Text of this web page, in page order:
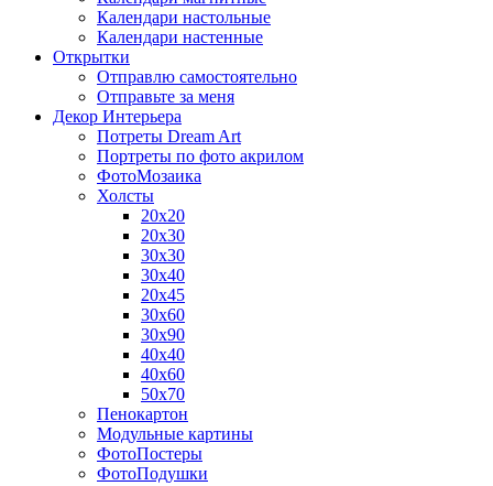
Календари настольные
Календари настенные
Открытки
Отправлю самостоятельно
Отправьте за меня
Декор Интерьера
Потреты Dream Art
Портреты по фото акрилом
ФотоМозаика
Холсты
20х20
20х30
30х30
30х40
20х45
30х60
30х90
40х40
40х60
50х70
Пенокартон
Модульные картины
ФотоПостеры
ФотоПодушки